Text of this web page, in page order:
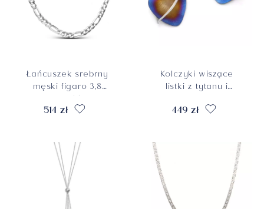
Łańcuszek srebrny
męski figaro 3,8
mm, długość 55 cm
514 zł
Kolczyki wiszące
listki z tytanu i
449 zł